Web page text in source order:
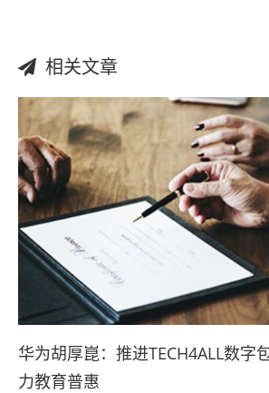
相关文章
华为胡厚崑：推进TECH4ALL数字
力教育普惠